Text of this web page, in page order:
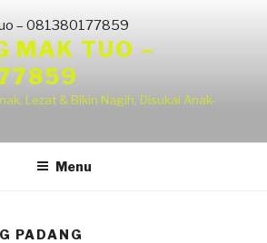
MAK TUO –
Lezat & Bikin Nagih, Disukai Anak-
Menu
PADANG